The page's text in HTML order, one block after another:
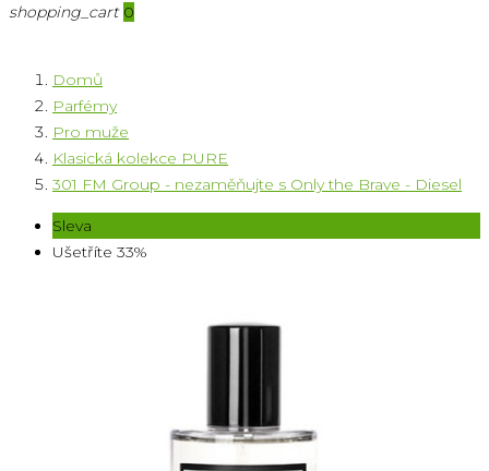
shopping_cart 0
Domů
Parfémy
Pro muže
Klasická kolekce PURE
301 FM Group - nezaměňujte s Only the Brave - Diesel
Sleva
Ušetříte 33%